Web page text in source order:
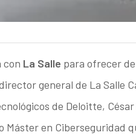
con La Salle para ofrecer
general de La Salle
de Deloitte,
Máster en Ciberseguridad